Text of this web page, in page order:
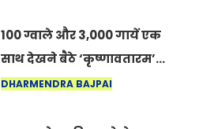
100 ग्वाले और 3,000 गायें एक
साथ देखने बैठे ‘कृष्णावतारम’…
नागपुर में दिखा ऐसा नज़ारा कि
DHARMENDRA BAJPAI